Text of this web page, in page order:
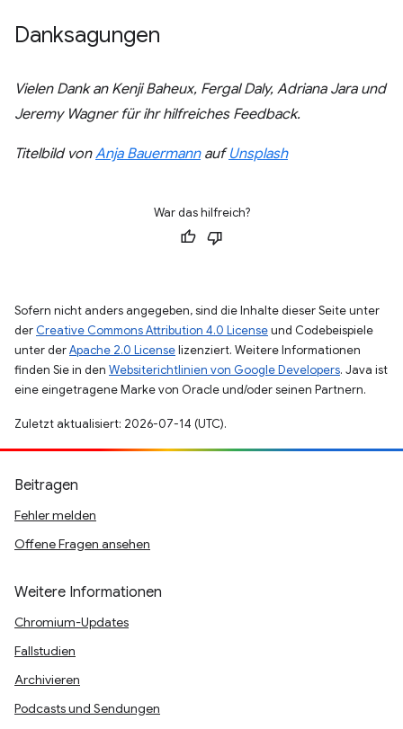
Danksagungen
Vielen Dank an Kenji Baheux, Fergal Daly, Adriana Jara und
Jeremy Wagner für ihr hilfreiches Feedback.
Titelbild vonAnja BauermannaufUnsplash
War das hilfreich?
Sofern nicht anders angegeben, sind die Inhalte dieser Seite unter
der Creative Commons Attribution 4.0 Licenseund Codebeispiele
unter derApache 2.0 Licenselizenziert. Weitere Informationen
finden Sie in den Websiterichtlinien von Google Developers. Java ist
eine eingetragene Marke von Oracle und/oder seinen Partnern.
Zuletzt aktualisiert: 2026-07-14 (UTC).
Beitragen
Fehler melden
Offene Fragen ansehen
Weitere Informationen
Chromium-Updates
Fallstudien
Archivieren
Podcasts und Sendungen